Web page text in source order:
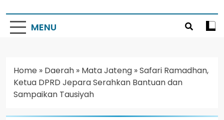
MENU
Home » Daerah » Mata Jateng »Safari Ramadhan,
Ketua DPRD Jepara Serahkan Bantuan dan
Sampaikan Tausiyah